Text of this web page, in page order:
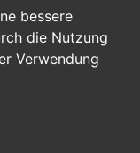
bessere
die Nutzung
Verwendung